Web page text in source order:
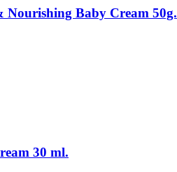
Baby Cream 50g.
30 ml.